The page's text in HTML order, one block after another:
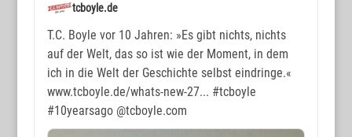
tcboyle.de
T.C. Boyle vor 10 Jahren: »Es gibt nichts, nichts
auf der Welt, das so ist wie der Moment, in dem
ich in die Welt der Geschichte selbst eindringe.«
www.tcboyle.de/whats-new-27... #tcboyle
#10yearsago@tcboyle.com